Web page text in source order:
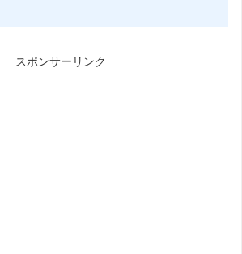
スポンサーリンク